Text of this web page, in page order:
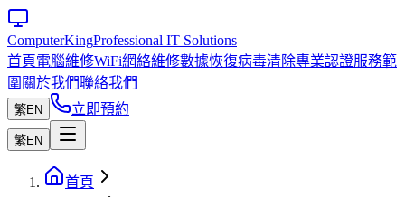
ComputerKingProfessional IT Solutions
首頁電腦維修WiFi網絡維修數據恢復病毒清除專業認證服務範
圍 關於我們聯絡我們
繁EN 立即預約
繁EN
首頁